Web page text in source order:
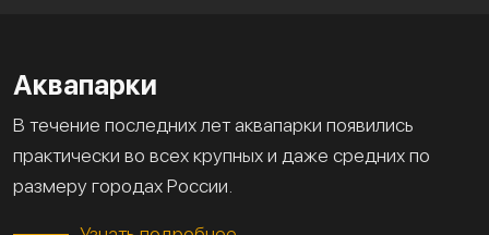
Аквапарки
В течение последних лет аквапарки появились
практически во всех крупных и даже средних по
размеру городах России.